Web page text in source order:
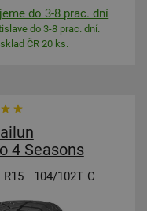
do 3-8 prac. dní
do 3-8 prac. dní.
ČR 20 ks.
4 Seasons
R15 104/102T C